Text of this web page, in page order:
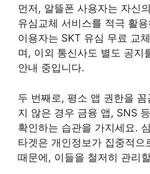
먼저, 알뜰폰 사용자는 자신
유심교체 서비스를 적극 활
이용자는 SKT 유심 무료 교
며, 이외 통신사도 별도 공지
안내 중입니다.
두 번째로, 평소 앱 권한을
지 않은 경우 금융 앱, SNS
확인하는 습관을 가지세요.
타겟은 개인정보가 집중적으
때문에, 이들을 철저히 관리